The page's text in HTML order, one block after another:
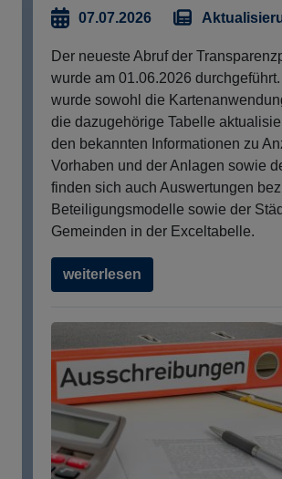
07.07.2026
Der neueste Abruf der
wurde am 01.06.2026
wurde sowohl die
die dazugehörige Tabelle
den bekannten Informationen zu
Vorhaben und der Anlagen sowie
finden sich auch Auswertungen
Beteiligungsmodelle sowie der
Gemeinden in der Exceltabelle.
weiterlesen